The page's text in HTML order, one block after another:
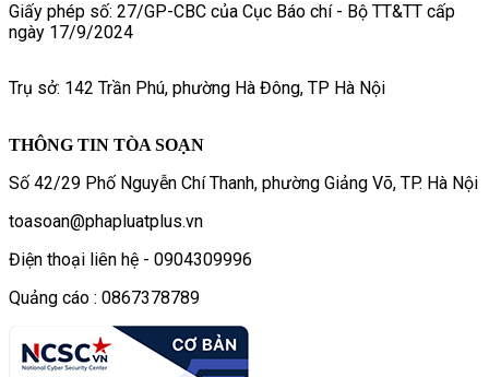
Giấy phép số: 27/GP-CBC của Cục Báo chí - Bộ TT&TT cấp
ngày 17/9/2024
Trụ sở: 142 Trần Phú, phường Hà Đông, TP Hà Nội
THÔNG TIN TÒA SOẠN
Số 42/29 Phố Nguyễn Chí Thanh, phường Giảng Võ, TP. Hà Nội
toasoan@phapluatplus.vn
Điện thoại liên hệ - 0904309996
Quảng cáo : 0867378789